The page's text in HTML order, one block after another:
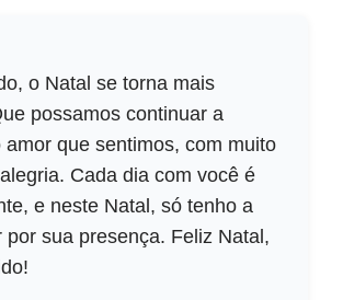
o Natal se torna mais
possamos continuar a
amor que sentimos, com muito
Cada dia com você é
e neste Natal, só tenho a
por sua presença. Feliz Natal,